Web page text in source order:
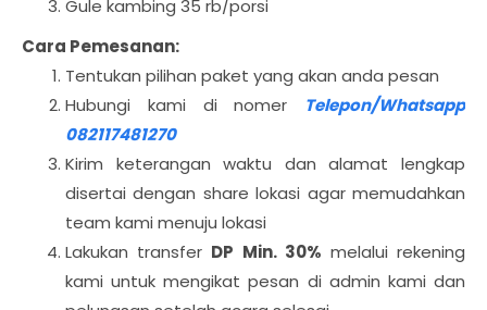
Gule kambing 35 rb/porsi
Cara Pemesanan:
Tentukan pilihan paket yang akan anda pesan
Hubungi kami di nomer Telepon/Whatsapp
082117481270
Kirim keterangan waktu dan alamat lengkap
disertai dengan share lokasi agar memudahkan
team kami menuju lokasi
Lakukan transfer DP Min. 30% melalui rekening
kami untuk mengikat pesan di admin kami dan